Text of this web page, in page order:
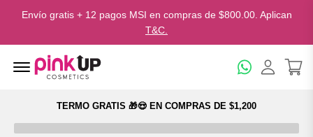
Envío gratis + 12 pagos MSI en compras de $800.00. Aplican
T&C.
Menu Open
TERMO GRATIS 🎁😍 EN COMPRAS DE $1,200